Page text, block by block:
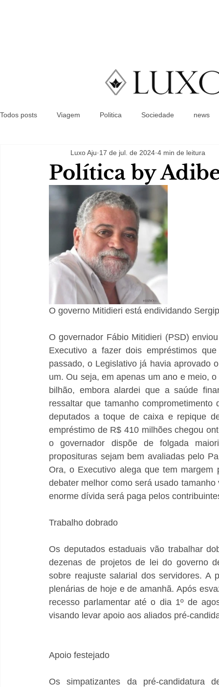
Todos posts Viagem Politica Sociedade news
Política by
Luxo Aju 17 de jul. de 2024 4 min de leitura
O governo Mitidieri está endividando
O governador Fábio Mitidieri (PSD)
Executivo a fazer dois empréstimos
passado, o Legislativo já havia aprovado
um. Ou seja, em apenas um ano e meio,
bilhão, embora alardei que a saúde
ressaltar que tamanho
deputados a toque de caixa e repique
empréstimo de R$ 410 milhões chegou
o governador dispõe de folgada
proposituras sejam bem avaliadas pelo
Ora, o Executivo alega que tem
debater melhor como será usado
enorme dívida será paga pelos
Trabalho dobrado
Os deputados estaduais vão trabalhar
dezenas de projetos de lei do governo
sobre reajuste salarial dos servidores. A
plenárias de hoje e de amanhã. Após
recesso parlamentar até o dia 1º de
visando levar apoio aos aliados pré-
Apoio festejado
Os simpatizantes da pré-candidatura